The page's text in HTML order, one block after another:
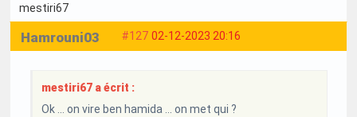
mestiri67
#127 02-12-2023 20:16
Hamrouni03
mestiri67 a écrit :
Ok … on vire ben hamida … on met qui ?